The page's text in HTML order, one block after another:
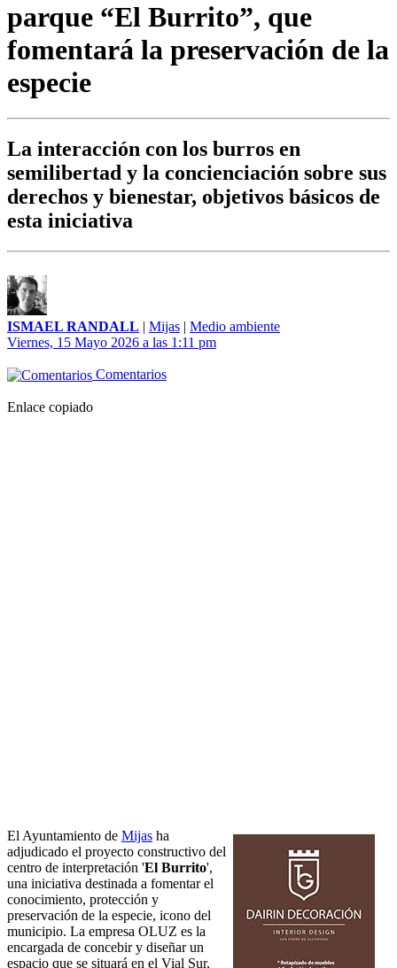
parque “El Burrito”, que
fomentará la preservación de la
especie
La interacción con los burros en
semilibertad y la concienciación sobre sus
derechos y bienestar, objetivos básicos de
esta iniciativa
ISMAEL RANDALL | Mijas | Medio ambiente
Viernes, 15 Mayo 2026 a las 1:11 pm
Comentarios
Enlace copiado
El Ayuntamiento de Mijas ha
adjudicado el proyecto constructivo del
centro de interpretación 'El Burrito',
una iniciativa destinada a fomentar el
conocimiento, protección y
preservación de la especie, icono del
municipio. La empresa OLUZ es la
encargada de concebir y diseñar un
espacio que se situará en el Vial Sur,